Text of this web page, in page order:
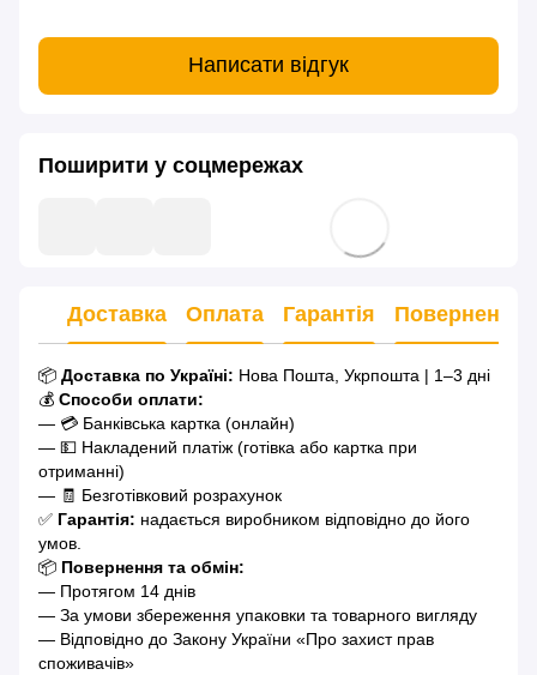
Написати відгук
Поширити у соцмережах
Доставка Оплата Гарантія Повернення
📦 Доставка по Україні: Нова Пошта, Укрпошта | 1–3 дні
💰 Способи оплати:
— 💳 Банківська картка (онлайн)
— 💵 Накладений платіж (готівка або картка при
отриманні)
— 🧾 Безготівковий розрахунок
✅ Гарантія: надається виробником відповідно до його
умов.
📦 Повернення та обмін:
— Протягом 14 днів
— За умови збереження упаковки та товарного вигляду
— Відповідно до Закону України «Про захист прав
споживачів»